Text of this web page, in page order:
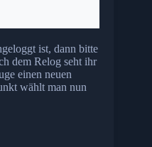
ist, dann bitte
dem Relog seht ihr
einen neuen
wählt man nun